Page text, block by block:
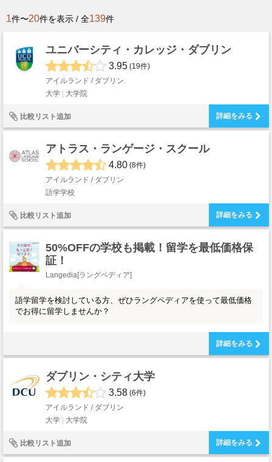
1件〜20件を表示 / 全139件
ユニバーシティ・カレッジ・ダブリン
3.95 (19件)
アイルランド / ダブリン
大学
大学院
比較リスト追加 詳細をみる
アトラス・ランゲージ・スクール
4.80 (8件)
アイルランド / ダブリン
語学学校
比較リスト追加 詳細をみる
50%OFFの学校も掲載！留学を最低価格保
証！
Langedia[ラングペディア]
語学留学を検討している方、ぜひラングペディアを使って最低価格
でお得に留学しませんか？
詳細をみる
ダブリン・シティ大学
3.58 (6件)
アイルランド / ダブリン
大学
大学院
比較リスト追加 詳細をみる